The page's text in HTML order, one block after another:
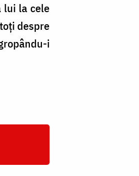
lui la cele
despre
i